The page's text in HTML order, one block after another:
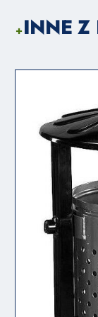
+INNE Z